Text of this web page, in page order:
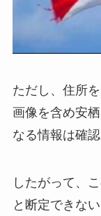
ただし、住所
画像を含め安
なる情報は確
したがって、
と断定できな